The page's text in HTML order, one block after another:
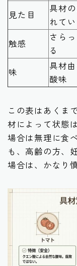
見た目
具材
れて
触感
さら
る
味
具材
酸味
この表はあくま
材によって状態
場合は無理に食
も、高齢の方、
場合は、かなり